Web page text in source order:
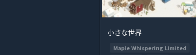
小さな世界
Maple Whispering Limited